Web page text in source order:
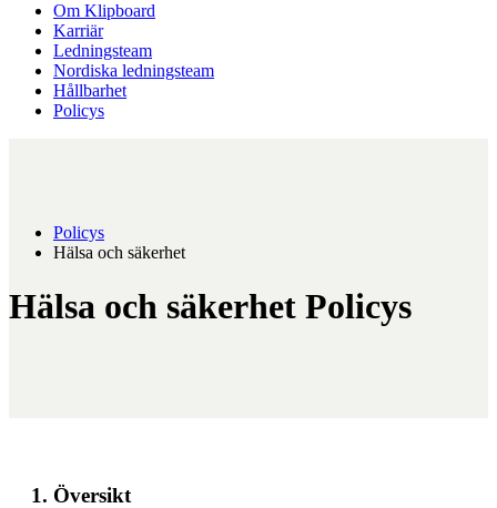
Om Klipboard
Karriär
Ledningsteam
Nordiska ledningsteam
Hållbarhet
Policys
Policys
Hälsa och säkerhet
Hälsa och säkerhet Policys
1. Översikt